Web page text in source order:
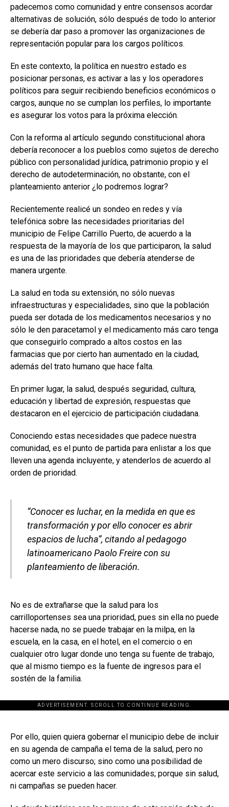
padecemos como comunidad y entre consensos acordar
alternativas de solución, sólo después de todo lo anterior
se debería dar paso a promover las organizaciones de
representación popular para los cargos políticos.
En este contexto, la política en nuestro estado es
posicionar personas, es activar a las y los operadores
políticos para seguir recibiendo beneficios económicos o
cargos, aunque no se cumplan los perfiles, lo importante
es asegurar los votos para la próxima elección.
Con la reforma al artículo segundo constitucional ahora
debería reconocer a los pueblos como sujetos de derecho
público con personalidad jurídica, patrimonio propio y el
derecho de autodeterminación, no obstante, con el
planteamiento anterior ¿lo podremos lograr?
Recientemente realicé un sondeo en redes y vía
telefónica sobre las necesidades prioritarias del
municipio de Felipe Carrillo Puerto, de acuerdo a la
respuesta de la mayoría de los que participaron, la salud
es una de las prioridades que debería atenderse de
manera urgente.
La salud en toda su extensión, no sólo nuevas
infraestructuras y especialidades, sino que la población
pueda ser dotada de los medicamentos necesarios y no
sólo le den paracetamol y el medicamento más caro tenga
que conseguirlo comprado a altos costos en las
farmacias que por cierto han aumentado en la ciudad,
además del trato humano que hace falta.
En primer lugar, la salud, después seguridad, cultura,
educación y libertad de expresión, respuestas que
destacaron en el ejercicio de participación ciudadana.
Conociendo estas necesidades que padece nuestra
comunidad, es el punto de partida para enlistar a los que
lleven una agenda incluyente, y atenderlos de acuerdo al
orden de prioridad.
“Conocer es luchar, en la medida en que es
transformación y por ello conocer es abrir
espacios de lucha”, citando al pedagogo
latinoamericano Paolo Freire con su
planteamiento de liberación.
No es de extrañarse que la salud para los
carrilloportenses sea una prioridad, pues sin ella no puede
hacerse nada, no se puede trabajar en la milpa, en la
escuela, en la casa, en el hotel, en el comercio o en
cualquier otro lugar donde uno tenga su fuente de trabajo,
que al mismo tiempo es la fuente de ingresos para el
sostén de la familia.
ADVERTISEMENT. SCROLL TO CONTINUE READING.
[adsforwp id="243463"]
Por ello, quien quiera gobernar el municipio debe de incluir
en su agenda de campaña el tema de la salud, pero no
como un mero discurso; sino como una posibilidad de
acercar este servicio a las comunidades; porque sin salud,
ni campañas se pueden hacer.